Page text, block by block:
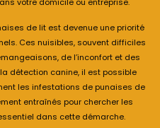
votre domicile ou entreprise.
de lit est devenue une priorité
Ces nuisibles, souvent difficiles
de l’inconfort et des
détection canine, il est possible
les infestations de punaises de
entraînés pour chercher les
dans cette démarche.